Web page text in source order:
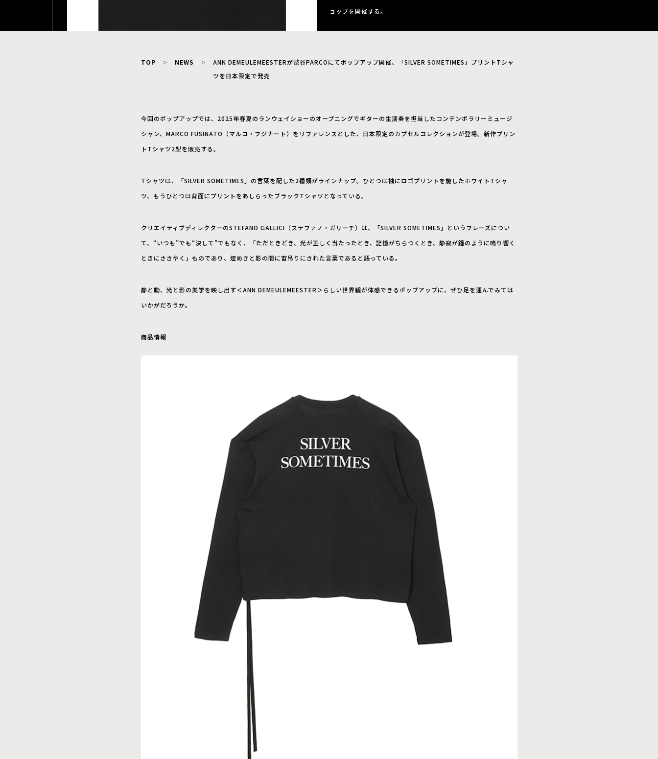
ョップを開催する。
TOP NEWS
ANN DEMEULEMEESTERが渋谷PARCOにてポップアップ開催、「SILVER SOMETIMES」プリントTシャ
ツを日本限定で発売
今回のポップアップでは、2025年春夏のランウェイショーのオープニングでギターの生演奏を担当したコンテンポラリーミュージ
シャン、MARCO FUSINATO（マルコ・フジナート）をリファレンスとした、日本限定のカプセルコレクションが登場。新作プリン
トTシャツ2型を販売する。
Tシャツは、「SILVER SOMETIMES」の言葉を配した2種類がラインナップ。ひとつは袖にロゴプリントを施したホワイトTシャ
ツ、もうひとつは背面にプリントをあしらったブラックTシャツとなっている。
クリエイティブディレクターのSTEFANO GALLICI（ステファノ・ガリーチ）は、「SILVER SOMETIMES」というフレーズについ
て、“いつも”でも“決して”でもなく、「ただときどき、光が正しく当たったとき、記憶がちらつくとき、静寂が鐘のように鳴り響く
ときにささやく」ものであり、煌めきと影の間に宙吊りにされた言葉であると語っている。
静と動、光と影の美学を映し出す＜ANN DEMEULEMEESTER＞らしい世界観が体感できるポップアップに、ぜひ足を運んでみては
いかがだろうか。
商品情報